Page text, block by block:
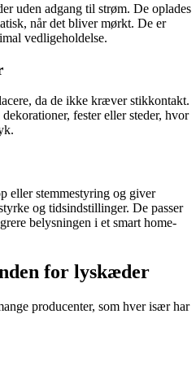
uden adgang til strøm. De oplades
når det bliver mørkt. De er
vedligeholdelse.
da de ikke kræver stikkontakt.
fester eller steder, hvor
eller stemmestyring og giver
og tidsindstillinger. De passer
belysningen i et smart home-
for lyskæder
producenter, som hver især har